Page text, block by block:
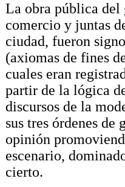
La obra pública del
comercio y juntas
ciudad, fueron
(axiomas de fines
cuales eran
partir de la lógica
discursos de la
sus tres órdenes
opinión
escenario,
cierto.